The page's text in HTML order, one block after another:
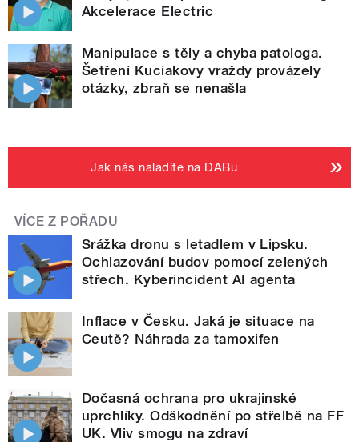
Akcelerace Electric
Manipulace s těly a chyba patologa.
Šetření Kuciakovy vraždy provázely
otázky, zbraň se nenašla
Jak nás naladíte na DABu
VÍCE Z POŘADU
Srážka dronu s letadlem v Lipsku.
Ochlazování budov pomocí zelených
střech. Kyberincident AI agenta
Inflace v Česku. Jaká je situace na
Ceutě? Náhrada za tamoxifen
Dočasná ochrana pro ukrajinské
uprchlíky. Odškodnění po střelbě na FF
UK. Vliv smogu na zdraví